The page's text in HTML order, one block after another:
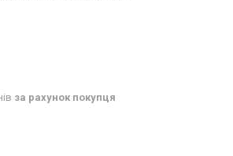
за рахунок покупця